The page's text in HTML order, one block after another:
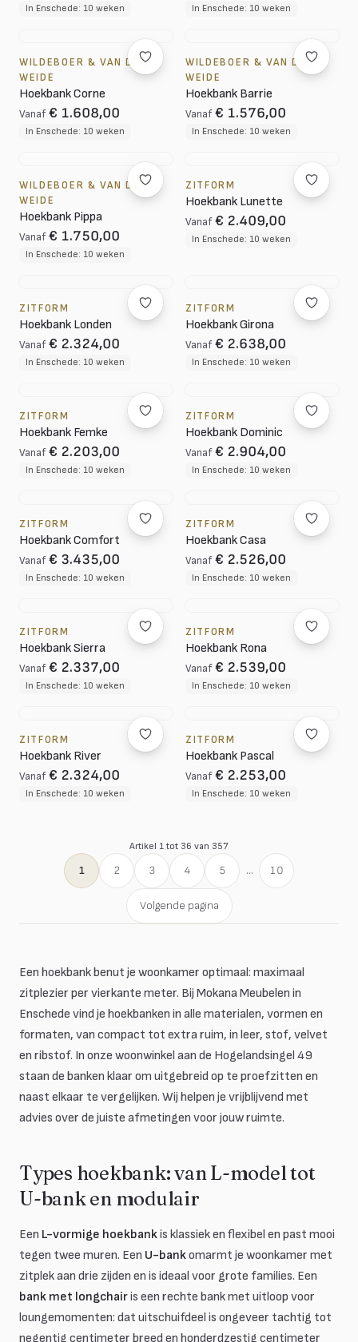
In Enschede: 10 weken In Enschede: 10 weken
WILDEBOER & VAN DER
WEIDE
Hoekbank Corne
Vanaf € 1.608,00
In Enschede: 10 weken
WILDEBOER & VAN DER
WEIDE
Hoekbank Barrie
Vanaf € 1.576,00
In Enschede: 10 weken
WILDEBOER & VAN DER
WEIDE
Hoekbank Pippa
Vanaf € 1.750,00
In Enschede: 10 weken
ZITFORM
Hoekbank Lunette
Vanaf € 2.409,00
In Enschede: 10 weken
ZITFORM
Hoekbank Londen
Vanaf € 2.324,00
In Enschede: 10 weken
ZITFORM
Hoekbank Girona
Vanaf € 2.638,00
In Enschede: 10 weken
ZITFORM
Hoekbank Femke
Vanaf € 2.203,00
In Enschede: 10 weken
ZITFORM
Hoekbank Dominic
Vanaf € 2.904,00
In Enschede: 10 weken
ZITFORM
Hoekbank Comfort
Vanaf € 3.435,00
In Enschede: 10 weken
ZITFORM
Hoekbank Casa
Vanaf € 2.526,00
In Enschede: 10 weken
ZITFORM
Hoekbank Sierra
Vanaf € 2.337,00
In Enschede: 10 weken
ZITFORM
Hoekbank Rona
Vanaf € 2.539,00
In Enschede: 10 weken
ZITFORM
Hoekbank River
Vanaf € 2.324,00
In Enschede: 10 weken
ZITFORM
Hoekbank Pascal
Vanaf € 2.253,00
In Enschede: 10 weken
Artikel 1 tot 36 van 357
1 2 3 4 5 ... 10
Volgende pagina
Een hoekbank benut je woonkamer optimaal: maximaal
zitplezier per vierkante meter. Bij Mokana Meubelen in
Enschede vind je hoekbanken in alle materialen, vormen en
formaten, van compact tot extra ruim, in leer, stof, velvet
en ribstof. In onze woonwinkel aan de Hogelandsingel 49
staan de banken klaar om uitgebreid op te proefzitten en
naast elkaar te vergelijken. Wij helpen je vrijblijvend met
advies over de juiste afmetingen voor jouw ruimte.
Types hoekbank: van L-model tot
U-bank en modulair
Een L-vormige hoekbankis klassiek en flexibel en past mooi
tegen twee muren. Een U-bankomarmt je woonkamer met
zitplek aan drie zijden en is ideaal voor grote families. Een
bank met longchairis een rechte bank met uitloop voor
loungemomenten: dat uitschuifdeel is ongeveer tachtig tot
negentig centimeter breed en honderdzestig centimeter